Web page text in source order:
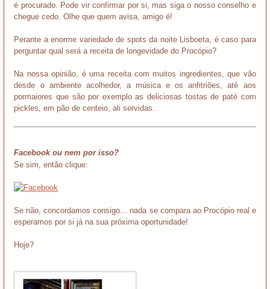
é procurado. Pode vir confirmar por si, mas siga o nosso conselho e
chegue cedo. Olhe que quem avisa, amigo é!
Perante a enorme variedade de spots da noite Lisboeta, é caso para
perguntar qual será a receita de longevidade do Procópio?
Na nossa opinião, é uma receita com muitos ingredientes, que vão
desde o ambiente acolhedor, a música e os anfitriões, até aos
pormaiores que são por exemplo as deliciosas tostas de paté com
pickles, em pão de centeio, ali servidas.
Facebook ou nem por isso?
Se sim, então clique:
Se não, concordamos consigo... nada se compara ao Procópio real e
esperamos por si já na sua próxima oportunidade!
Hoje?